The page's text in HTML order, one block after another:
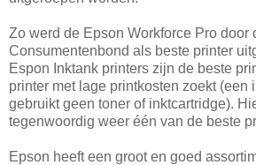
Zo werd de Epson Workforce Pro door
Consumentenbond als beste printer
Espon Inktank printers zijn de beste
printer met lage printkosten zoekt (een
gebruikt geen toner of inktcartridge).
tegenwoordig weer één van de beste
Epson heeft een groot en goed